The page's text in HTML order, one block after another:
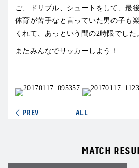
ご、ドリブル、シュートをして、最
体育が苦手なと言っていた男の子も
くれて、あっという間の2時限でした
またみんなでサッカーしよう！
PREV ALL
MATCH